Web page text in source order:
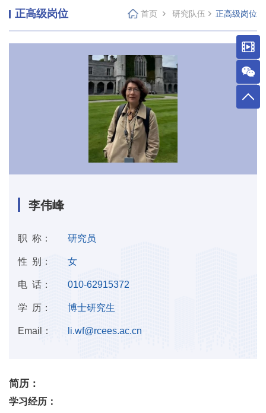
正高级岗位 首页 研究队伍 正高级岗位
李伟峰
职 称： 研究员
性 别： 女
电 话： 010-62915372
学 历： 博士研究生
Email： li.wf@rcees.ac.cn
简历：
学习经历：